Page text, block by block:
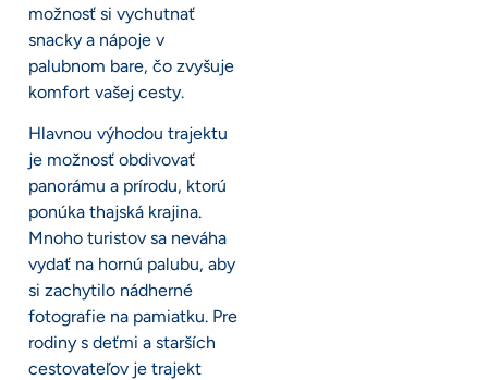
možnosť si vychutnať
snacky a nápoje v
palubnom bare, čo zvyšuje
komfort vašej cesty.
Hlavnou výhodou trajektu
je možnosť obdivovať
panorámu a prírodu, ktorú
ponúka thajská krajina.
Mnoho turistov sa neváha
vydať na hornú palubu, aby
si zachytilo nádherné
fotografie na pamiatku. Pre
rodiny s deťmi a starších
cestovateľov je trajekt